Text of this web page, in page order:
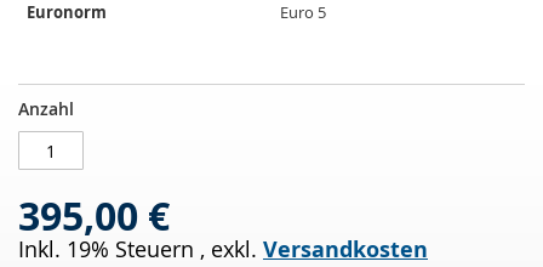
Euronorm
Euro 5
Dieselpartikelfilter
AUDI
3.0
TDI
(4FH,C6)
AUF
LAGER
Anzahl
395,00 €
Inkl. 19% Steuern , exkl. Versandkosten